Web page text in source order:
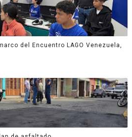
del Encuentro LAGO Venezuela,